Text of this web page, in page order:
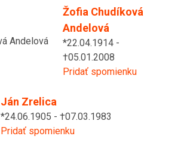
Žofia Chudíková
Andelová
*22.04.1914 -
†05.01.2008
Pridať spomienku
Ján Zrelica
*24.06.1905 - †07.03.1983
Pridať spomienku